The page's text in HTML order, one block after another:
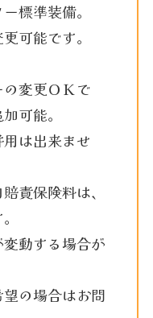
標準装備。
可能です。
変更ＯＫで
可能。
は出来ませ
責保険料は、
動する場合が
の場合はお問